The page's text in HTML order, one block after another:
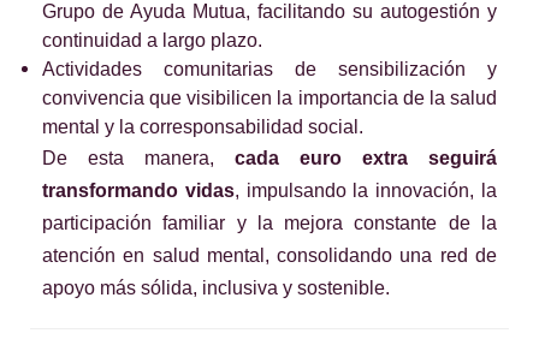
Grupo de Ayuda Mutua, facilitando su autogestión y
continuidad a largo plazo.
Actividades comunitarias de sensibilización y
convivencia que visibilicen la importancia de la salud
mental y la corresponsabilidad social.
De esta manera, cada euro extra seguirá
transformando vidas, impulsando la innovación, la
participación familiar y la mejora constante de la
atención en salud mental, consolidando una red de
apoyo más sólida, inclusiva y sostenible.